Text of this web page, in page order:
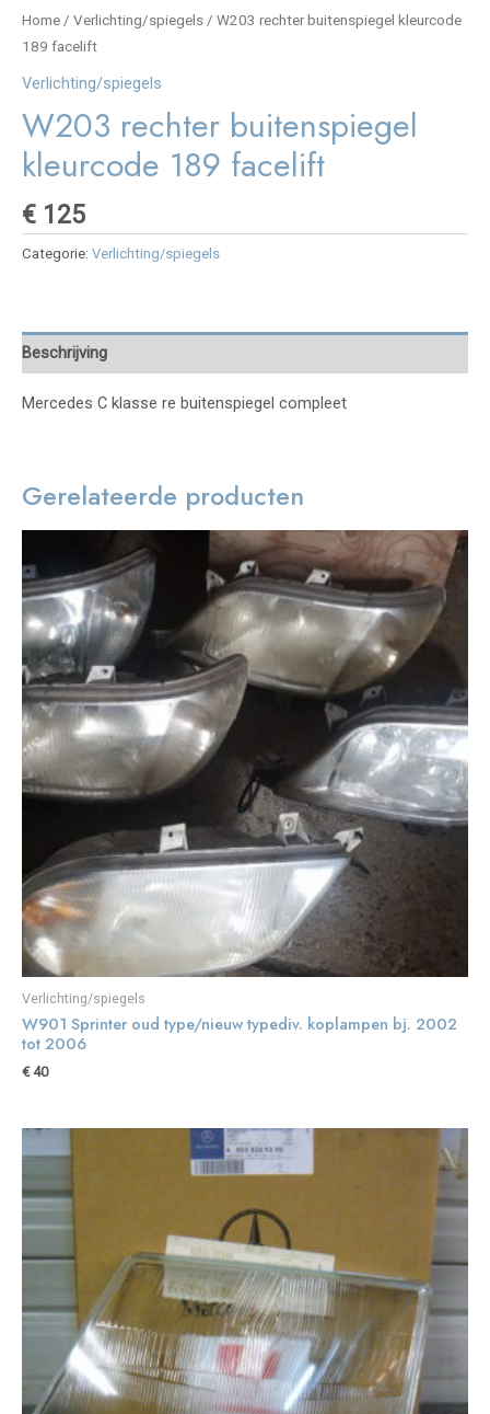
Home / Verlichting/spiegels / W203 rechter buitenspiegel kleurcode
189 facelift
Verlichting/spiegels
W203 rechter buitenspiegel
kleurcode 189 facelift
€ 125
Categorie: Verlichting/spiegels
Beschrijving
Mercedes C klasse re buitenspiegel compleet
Gerelateerde producten
Verlichting/spiegels
W901 Sprinter oud type/nieuw typediv. koplampen bj. 2002
tot 2006
€40